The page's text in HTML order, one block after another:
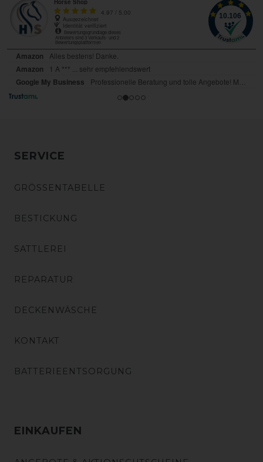
SERVICE
GRÖSSENTABELLE
BESTICKUNG
SATTLEREI
REPARATUR
DECKENWÄSCHE
KONTAKT
BATTERIEENTSORGUNG
EINKAUFEN